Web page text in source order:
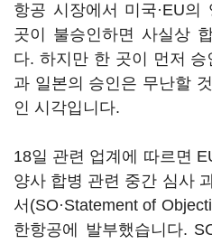
항공 시장에서 미국·EU
곳이 불승인하면 사실상
다. 하지만 한 곳이 먼저
과 일본의 승인은 무난할
인 시각입니다.
18일 관련 업계에 따르면
양사 합병 관련 중간 심사
서(SO·Statement of
한항공에 발부했습니다.